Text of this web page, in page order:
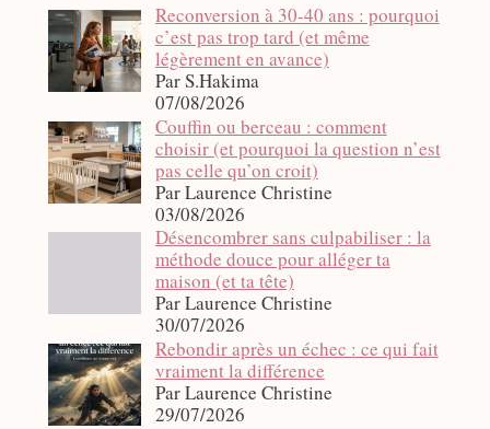
Reconversion à 30-40 ans : pourquoi
c’est pas trop tard (et même
légèrement en avance)
Par S.Hakima
07/08/2026
Couffin ou berceau : comment
choisir (et pourquoi la question n’est
pas celle qu’on croit)
Par Laurence Christine
03/08/2026
Désencombrer sans culpabiliser : la
méthode douce pour alléger ta
maison (et ta tête)
Par Laurence Christine
30/07/2026
Rebondir après un échec : ce qui fait
vraiment la différence
Par Laurence Christine
29/07/2026